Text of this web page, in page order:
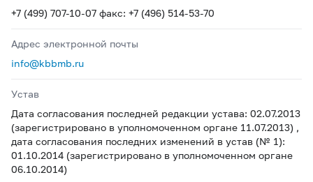
+7 (499) 707-10-07 факс: +7 (496) 514-53-70
Адрес электронной почты
info@kbbmb.ru
Устав
Дата согласования последней редакции устава: 02.07.2013
(зарегистрировано в уполномоченном органе 11.07.2013) ,
дата согласования последних изменений в устав (№ 1):
01.10.2014 (зарегистрировано в уполномоченном органе
06.10.2014)